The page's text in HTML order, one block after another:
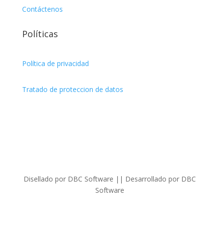
Contáctenos
Políticas
Política de privacidad
Tratado de proteccion de datos
Disellado por DBC Software || Desarrollado por DBC
Software